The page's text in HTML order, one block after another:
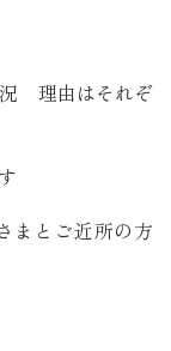
況 理由はそれぞ
まとご近所の方